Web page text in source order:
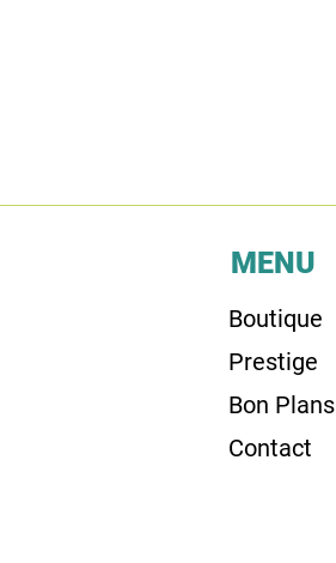
MENU
Boutique
Prestige
Bon Plans
Contact